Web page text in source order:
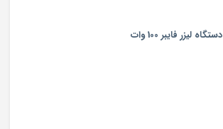
دستگاه لیزر فایبر 100 وات